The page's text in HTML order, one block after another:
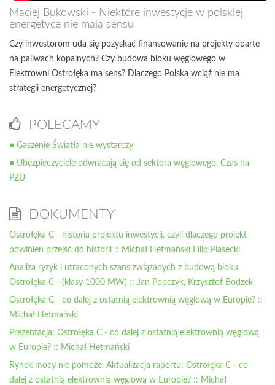
Maciej Bukowski - Niektóre inwestycje w polskiej
energetyce nie mają sensu
Czy inwestorom uda się pozyskać finansowanie na projekty oparte
na paliwach kopalnych? Czy budowa bloku węglowego w
Elektrowni Ostrołęka ma sens? Dlaczego Polska wciąż nie ma
strategii energetycznej?
POLECAMY
● Gaszenie Światła nie wystarczy
● Ubezpieczyciele odwracają się od sektora węglowego. Czas na
PZU
DOKUMENTY
Ostrołęka C - historia projektu inwestycji, czyli dlaczego projekt
powinien przejść do historii :: Michał Hetmański Filip Piasecki
Analiza ryzyk i utraconych szans związanych z budową bloku
Ostrołęka C - (klasy 1000 MW) :: Jan Popczyk, Krzysztof Bodzek
Ostrołęka C - co dalej z ostatnią elektrownią węglową w Europie? ::
Michał Hetmański
Prezentacja: Ostrołęka C - co dalej z ostatnią elektrownią węglową
w Europie? :: Michał Hetmański
Rynek mocy nie pomoże. Aktualizacja raportu: Ostrołęka C - co
dalej z ostatnią elektrownią węglową w Europie? :: Michał